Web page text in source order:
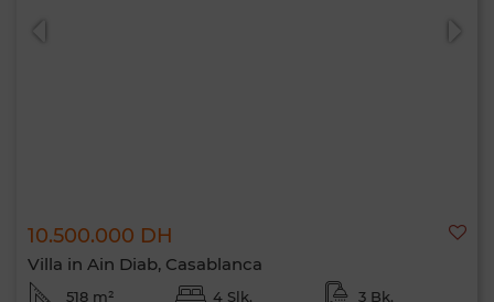
10.500.000 DH
Villa in Ain Diab, Casablanca
518 m² 4 Slk. 3 Bk.